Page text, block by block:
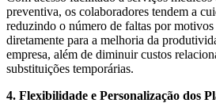
preventiva, os colaboradores tendem a
reduzindo o número de faltas por
diretamente para a melhoria da
empresa, além de diminuir custos
substituições temporárias.
4. Flexibilidade e Personalização dos